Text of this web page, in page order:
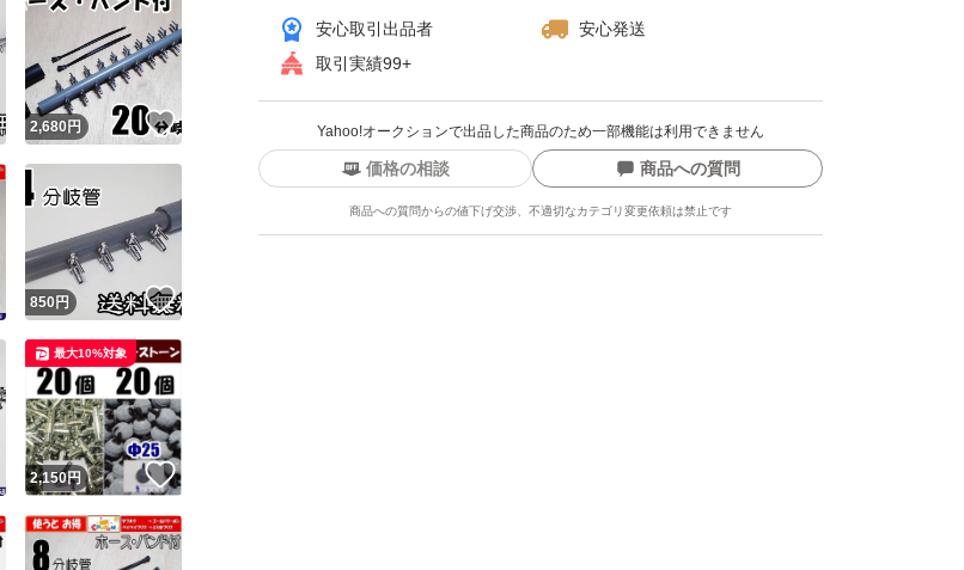
します。
エアーストーン等、他にもアクア用品出品しています。
ーポン」。 月による場合ありますが週末（土・日）にもらえる事
が多いです。 カテゴリ限定等、実施していない場合ありますので
期間・価格など条件の詳細は検索して確認してください。 クーポ
安心取引出品者
安心発送
取引実績99+
Yahoo!オークションで出品した商品のため一部機能は利用できません
価格の相談 商品への質問
商品への質問からの値下げ交渉、不適切なカテゴリ変更依頼は禁止です
いいね！
2,680 円 いいね！
いいね！
850円 いいね！
いいね！
2,150円 いいね！
最大10%対象